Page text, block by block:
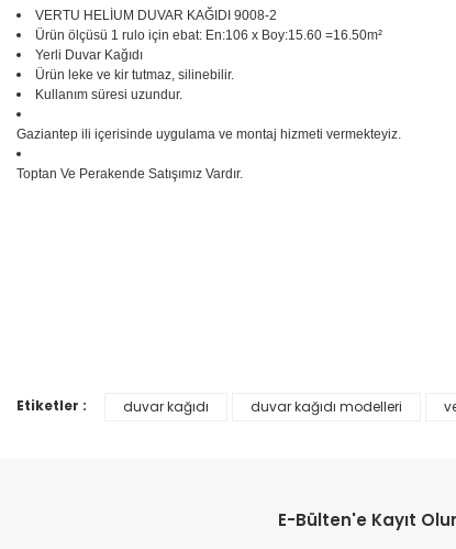
VERTU HELİUM DUVAR KAĞIDI 9008-2
Ürün ölçüsü 1 rulo için ebat: En:106 x Boy:15.60 =16.50m²
Yerli Duvar Kağıdı
Ürün leke ve kir tutmaz, silinebilir.
Kullanım süresi uzundur.
Gaziantep ili içerisinde uygulama ve montaj hizmeti vermekteyiz.
Toptan Ve Perakende Satışımız Vardır.
Bu ürünün fiyat bilgisi, resim, ürün açıklamalarında ve diğer
Ürün bilgilerinde hatalar bulunuyor.
Etiketler : duvar kağıdı duvar kağıdı modelleri
E-Bülten'e Kayıt